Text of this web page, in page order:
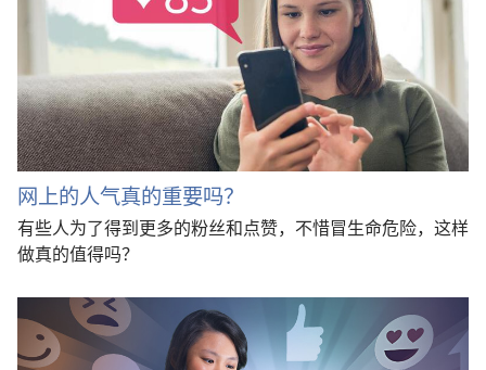
网上的人气真的重要吗？
有些人为了得到更多的粉丝和点赞，不惜冒生命危险，这样
做真的值得吗？